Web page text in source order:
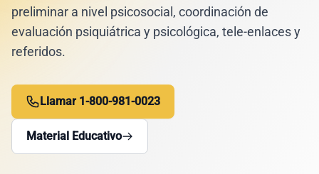
preliminar a nivel psicosocial, coordinación de
evaluación psiquiátrica y psicológica, tele-enlaces y
referidos.
Llamar 1-800-981-0023
Material Educativo